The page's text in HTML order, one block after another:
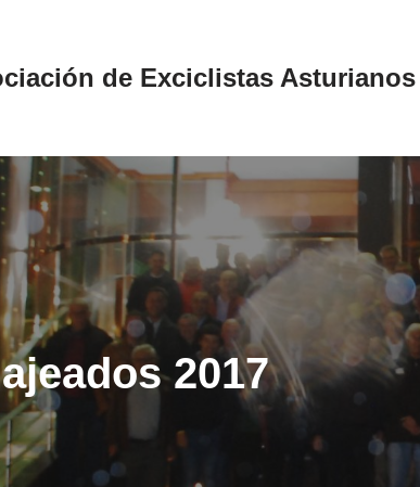
de Exciclistas Asturianos
2017